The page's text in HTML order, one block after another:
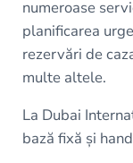
numeroase
planificarea
rezervări de
multe altele.
La Dubai
bază fixă și